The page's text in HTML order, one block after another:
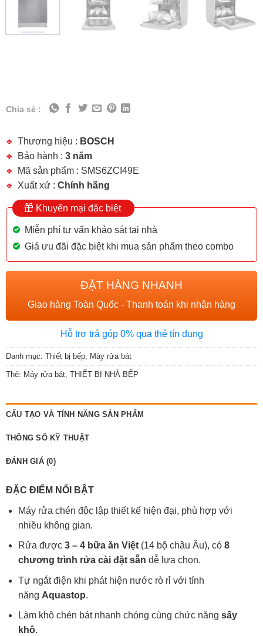
Chia sẻ :
Thương hiệu : BOSCH
Bảo hành : 3 năm
Mã sản phẩm : SMS6ZCI49E
Xuất xứ : Chính hãng
Khuyến mại đặc biệt
Miễn phí tư vấn khảo sát tại nhà
Giá ưu đãi đặc biệt khi mua sản phẩm theo combo
ĐẶT HÀNG NHANH
Giao hàng Toàn Quốc - Thanh toán khi nhận hàng
Hỗ trợ trả góp 0% qua thẻ tín dụng
Danh mục: Thiết bị bếp, Máy rửa bát
Thẻ: Máy rửa bát, THIẾT BỊ NHÀ BẾP
CẤU TẠO VÀ TÍNH NĂNG SẢN PHẨM
THÔNG SỐ KỸ THUẬT
ĐÁNH GIÁ (0)
ĐẶC ĐIỂM NỔI BẬT
Máy rửa chén độc lập thiết kế hiện đại, phù hợp với
nhiều không gian.
Rửa được 3 – 4 bữa ăn Việt(14 bộ châu Âu), có 8
chương trình rửa cài đặt sẵn dễ lựa chọn.
Tự ngắt điện khi phát hiện nước rò rỉ với tính
năng Aquastop.
Làm khô chén bát nhanh chóng cùng chức năng sấy
khô.